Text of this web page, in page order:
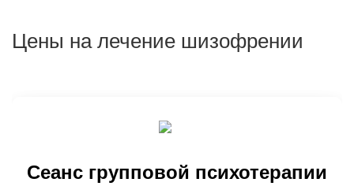
Цены на лечение шизофрении
Сеанс групповой психотерапии